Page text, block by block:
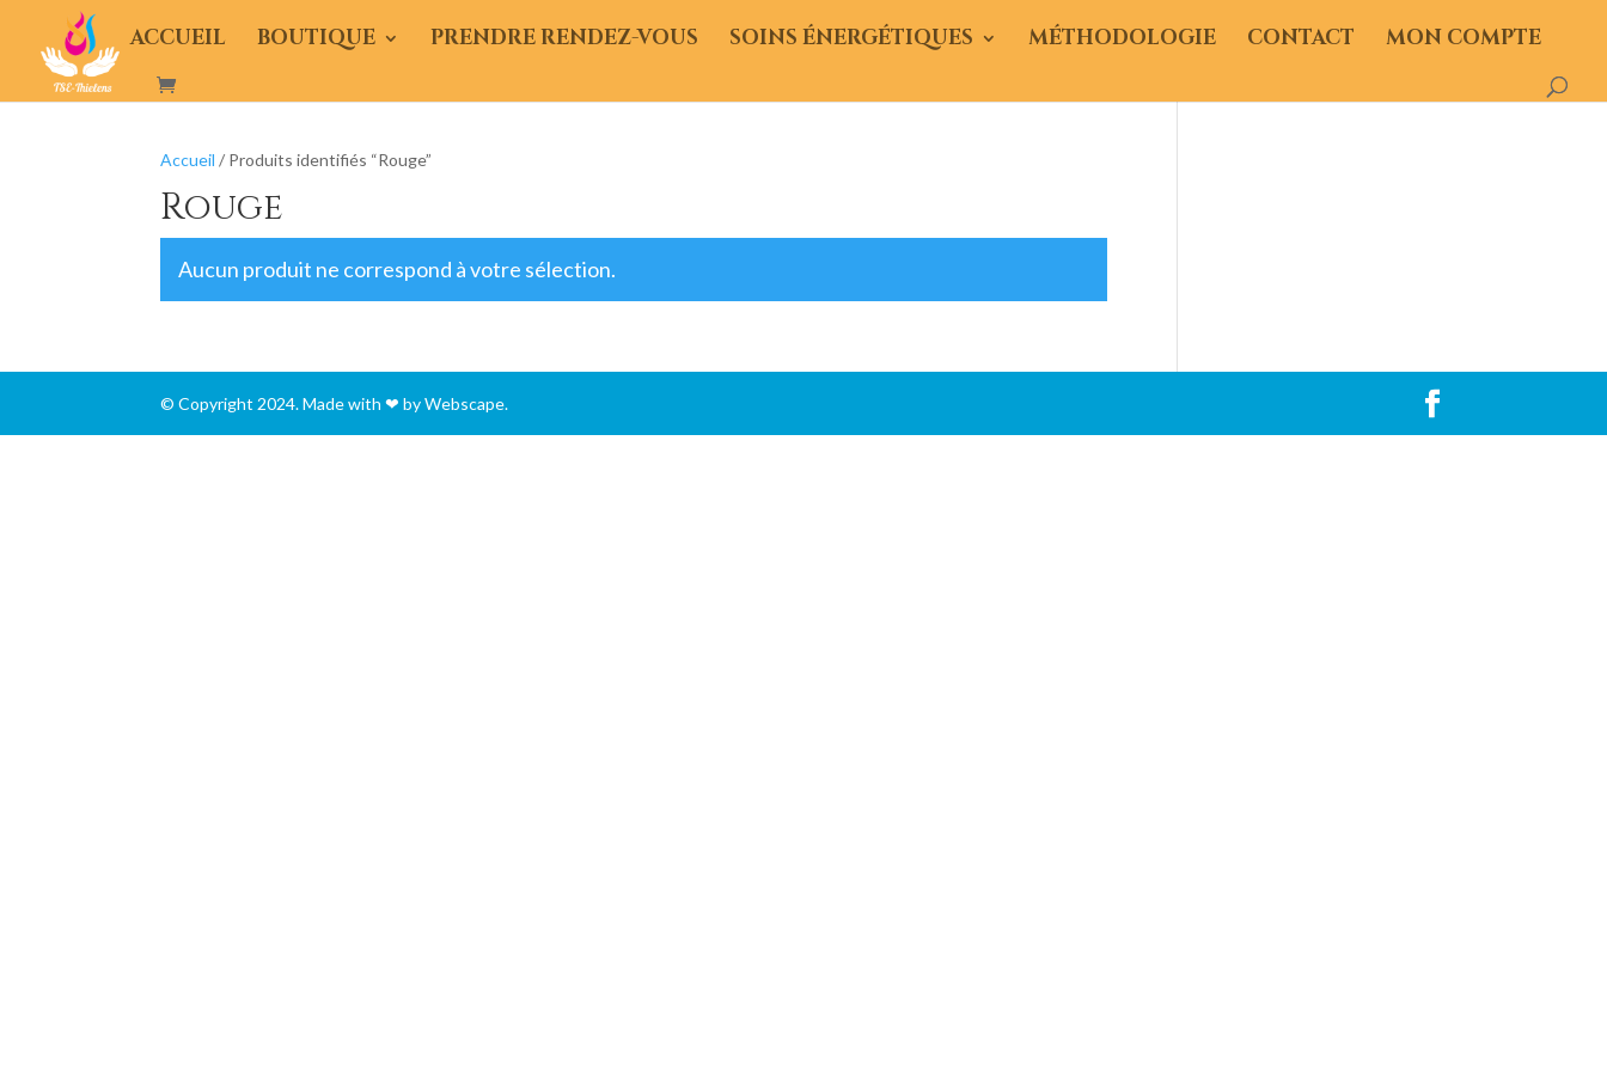
ACCUEIL BOUTIQUE PRENDRE RENDEZ-VOUS SOINS ÉNERGÉTIQUES MÉTHODOLOGIE CONTACT MON COMPTE
Accueil / Produits identifiés “Rouge”
Rouge
Aucun produit ne correspond à votre sélection.
© Copyright 2024. Made with ❤ by Webscape.